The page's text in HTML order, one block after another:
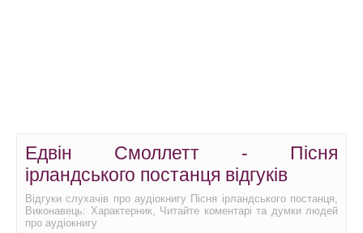
Едвін Смоллетт - Пісня
ірландського постанця відгуків
Відгуки слухачів про аудіокнигу Пісня ірландського постанця,
Виконавець: Характерник, Читайте коментарі та думки людей
про аудіокнигу